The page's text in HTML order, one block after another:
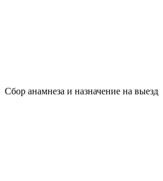
Сбор анамнеза и назначение на выезд